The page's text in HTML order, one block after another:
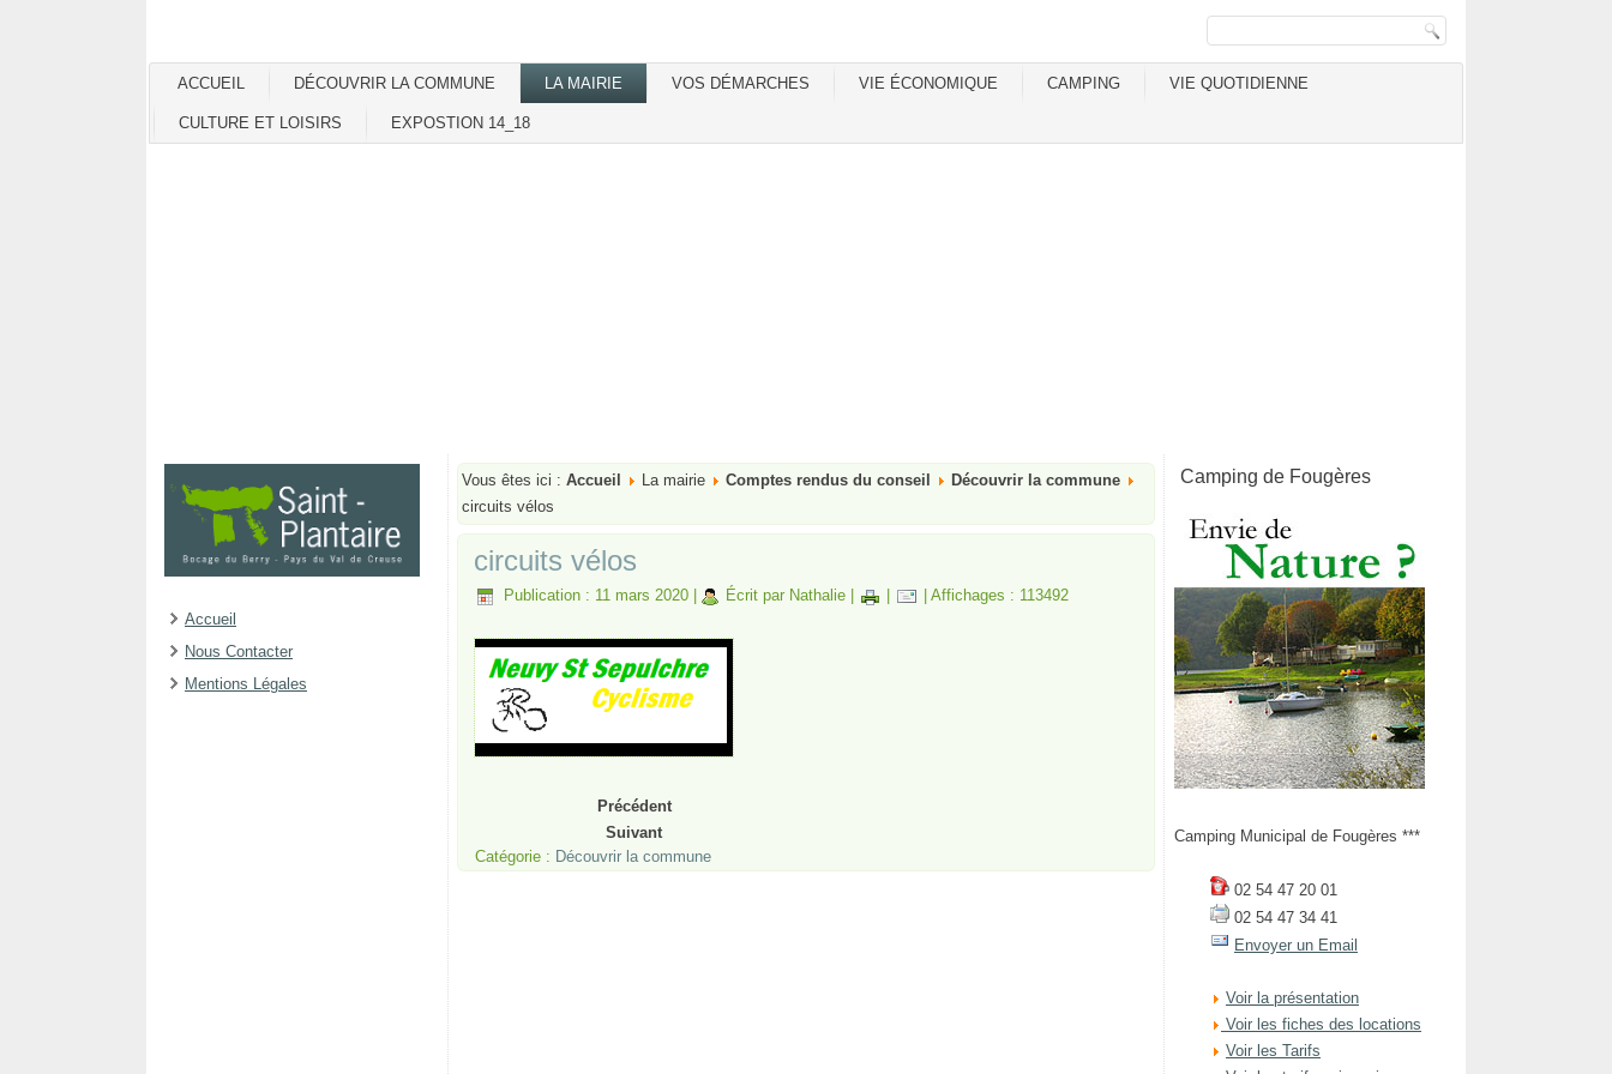
ACCUEIL DÉCOUVRIR LA COMMUNE LA MAIRIE VOS DÉMARCHES VIE ÉCONOMIQUE CAMPING VIE QUOTIDIENNE
CULTURE ET LOISIRS EXPOSTION 14_18
Accueil
Nous Contacter
Mentions Légales
Vous êtes ici : Accueil La mairie Comptes rendus du conseil
Découvrir la commune
circuits vélos
circuits vélos
Publication : 11 mars 2020 Écrit par Nathalie Affichages : 113492
Précédent
Suivant
Catégorie : Découvrir la commune
Camping de Fougères
Camping Municipal de Fougères ***
02 54 47 20 01
02 54 47 34 41
Envoyer un Email
Voir la présentation
Voir les fiches des locations
Voir les Tarifs